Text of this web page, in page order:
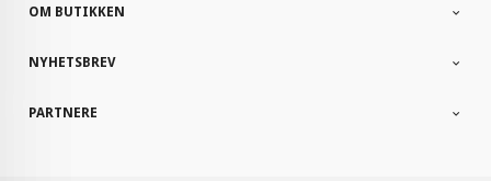
OM BUTIKKEN
NYHETSBREV
PARTNERE